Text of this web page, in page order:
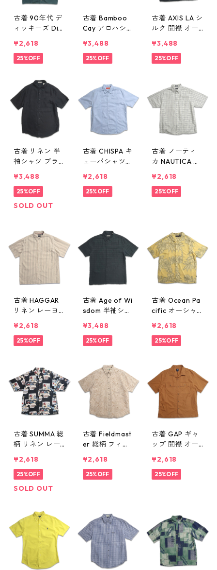
古着 90年代 デ
ィッキーズ Dic
ツ 半袖シャツ
ボックス グリ
gd410164n w
60717
¥2,618
25%OFF
古着 Bamboo
Cay アロハシャ
シャツ 半袖シ
ャツ ブラック
¥3,488
25%OFF
古着 AXIS LA シ
ルク 開襟 オー
袖シャツ ボッ
クスシャツ 刺
50n w60716
¥3,488
25%OFF
古着 リネン 半
袖シャツ ブラ
gd410136n w6
0715
¥3,488
25%OFF
SOLD OUT
古着 CHISPA キ
ューバシャツ
イトブルー 表
記：L gd4101
¥2,618
25%OFF
古着 ノーティ
カ NAUTICA ボ
ツ 半袖シャツ
ボックスシャツ
¥2,618
25%OFF
古着 HAGGAR
リネン レーヨ
ボックスシャツ
ストライプ ベ
w60715
¥2,618
25%OFF
古着 Age of Wi
sdom 半袖シャ
ャツ チェック
ブラック 表
¥3,488
25%OFF
古着 Ocean Pa
cific オーシャ
総柄 レーヨン
アロハシャツ
表記：XL gd4
10120n w6071
4
¥2,618
25%OFF
古着 SUMMA 総
柄 リネン レー
ツ ボックスシ
ャツ 表記：L
gd410119n w60
¥2,618
25%OFF
SOLD OUT
古着 Fieldmast
er 総柄 フィッ
ダウンシャツ
半袖シャツ ワ
¥2,618
25%OFF
古着 GAP ギャ
ップ 開襟 オー
袖シャツ ボッ
クスシャツ ブ
¥2,618
25%OFF